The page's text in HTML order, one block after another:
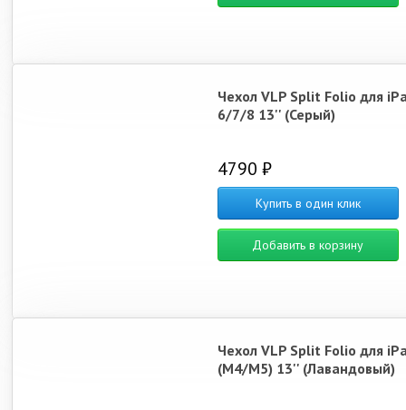
Чехол VLP Split Folio для
6/7/8 13'' (Серый)
4790 ₽
Купить в один клик
Добавить в корзину
Чехол VLP Split Folio для
(M4/M5) 13'' (Лавандовый)